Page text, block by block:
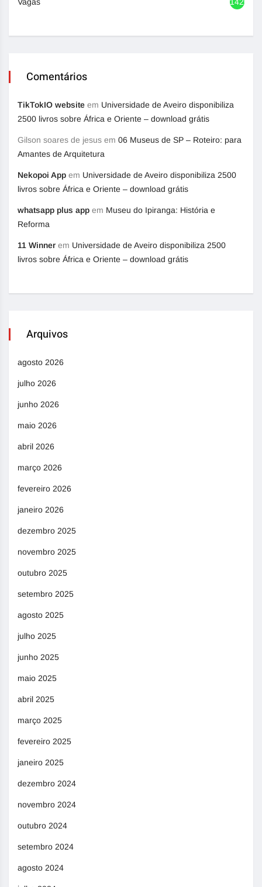
Vagas 1420
Comentários
TikTokIO website em Universidade de Aveiro disponibiliza
2500 livros sobre África e Oriente – download grátis
Gilson soares de jesus em 06 Museus de SP – Roteiro: para
Amantes de Arquitetura
Nekopoi App em Universidade de Aveiro disponibiliza 2500
livros sobre África e Oriente – download grátis
whatsapp plus app em Museu do Ipiranga: História e
Reforma
11 Winner em Universidade de Aveiro disponibiliza 2500
livros sobre África e Oriente – download grátis
Arquivos
agosto 2026
julho 2026
junho 2026
maio 2026
abril 2026
março 2026
fevereiro 2026
janeiro 2026
dezembro 2025
novembro 2025
outubro 2025
setembro 2025
agosto 2025
julho 2025
junho 2025
maio 2025
abril 2025
março 2025
fevereiro 2025
janeiro 2025
dezembro 2024
novembro 2024
outubro 2024
setembro 2024
agosto 2024